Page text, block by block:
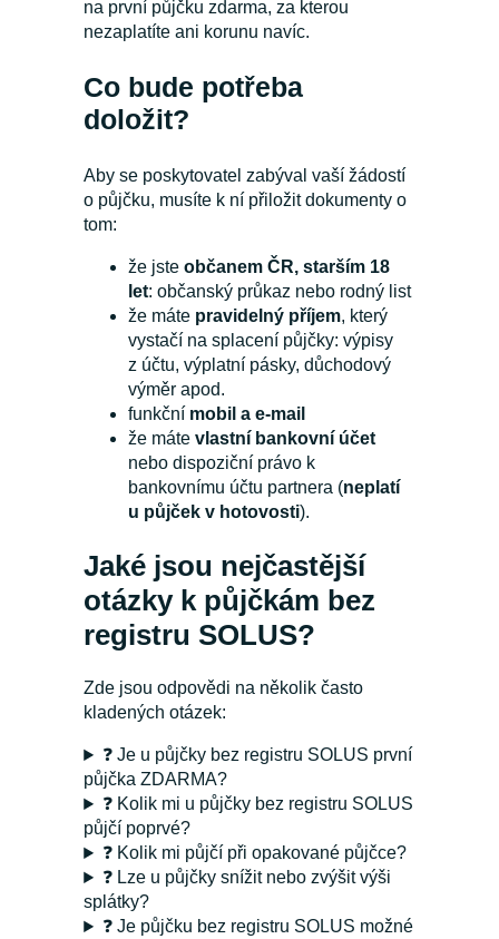
na první půjčku zdarma, za kterou
nezaplatíte ani korunu navíc.
Co bude potřeba
doložit?
Aby se poskytovatel zabýval vaší žádostí
o půjčku, musíte k ní přiložit dokumenty o
tom:
že jsteobčanem ČR, starším 18
let: občanský průkaz nebo rodný list
že máte pravidelný příjem, který
vystačí na splacení půjčky: výpisy
z účtu, výplatní pásky, důchodový
výměr apod.
funkční mobil a e-mail
že mátevlastní bankovní účet
nebo dispoziční právo k
bankovnímu účtu partnera (neplatí
u půjček v hotovosti).
Jaké jsou nejčastější
otázky k půjčkám bez
registru SOLUS?
Zde jsou odpovědi na několik často
kladených otázek:
❓ Je u půjčky bez registru SOLUS první
půjčka ZDARMA?
❓ Kolik mi u půjčky bez registru SOLUS
půjčí poprvé?
❓ Kolik mi půjčí při opakované půjčce?
❓ Lze u půjčky snížit nebo zvýšit výši
splátky?
❓ Je půjčku bez registru SOLUS možné